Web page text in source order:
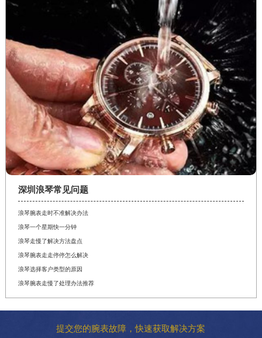
深圳浪琴常见问题
浪琴腕表走时不准解决办法
浪琴一个星期快一分钟
浪琴走慢了解决方法盘点
浪琴腕表走走停停怎么解决
浪琴选择客户类型的原因
浪琴腕表走慢了处理办法推荐
提交您的腕表故障，快速获取解决方案